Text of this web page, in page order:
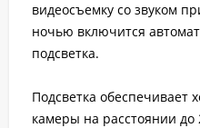
видеосъемку со звуком
ночью включится
подсветка.
Подсветка обеспечивает
камеры на расстоянии